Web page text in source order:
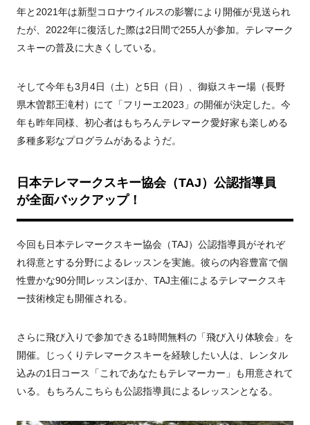
年と 2021年は新型コロナウイルスの影響により開催が見送られ
たが、 2022年に復活した際は2日間で255人が参加。テレマーク
スキーの普及に大きくしている。
そして今年も3 月4日（土）と5日（日）、御嶽スキー場（長野
県木曽郡王滝村）にて「フリーエ2023 」の開催が決定した。今
年も昨年同様、初心者はもちろんテレマーク愛好家も楽しめる
多種多彩なプログラムがあるようだ。
日本テレマークスキー協会（TAJ）公認指導員
が全面バックアップ！
今回も日本テレマークスキー協会（TAJ）公認指導員がそれぞ
れ得意とする分野によるレッスンを実施。彼らの内容豊富で個
性豊かな90分間レッスンほか、TAJ主催によるテレマークスキ
ー技術検定も開催される。
さらに飛び入りで参加できる1時間無料の「飛び入り体験会」を
開催。じっくりテレマークスキーを経験したい人は、レンタル
込みの1 日コース「これであなたもテレマーカー」も用意されて
いる。もちろんこちらも公認指導員によるレッスンとなる。